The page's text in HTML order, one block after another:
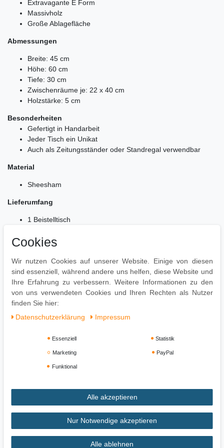
Extravagante E Form
Massivholz
Große Ablagefläche
Abmessungen
Breite: 45 cm
Höhe: 60 cm
Tiefe: 30 cm
Zwischenräume je: 22 x 40 cm
Holzstärke: 5 cm
Besonderheiten
Gefertigt in Handarbeit
Jeder Tisch ein Unikat
Auch als Zeitungsständer oder Standregal verwendbar
Material
Sheesham
Lieferumfang
1 Beistelltisch
Da es sich um Handarbeit und um ein Naturprodukt handelt
kommen
Montage
Lieferzustand: Montiert
Impressum Daten­schutz­erklärung AGB
Widerrufs­recht Vertrag widerrufen
Cookies
Wir nutzen Cookies auf unserer Website. Einige von diesen
sind essenziell, während andere uns helfen, diese Website und
Ihre Erfahrung zu verbessern. Weitere Informationen zu den
von uns verwendeten Cookies und Ihren Rechten als Nutzer
finden Sie hier:
Daten­schutz­erklärung
Impressum
Essenziell Statistik
Marketing PayPal
Funktional
Alle akzeptieren
Nur Notwendige akzeptieren
Alle ablehnen